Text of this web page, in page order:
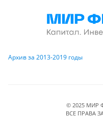
Архив за 2013-2019 годы
© 2025 МИР
ВСЕ ПРАВА